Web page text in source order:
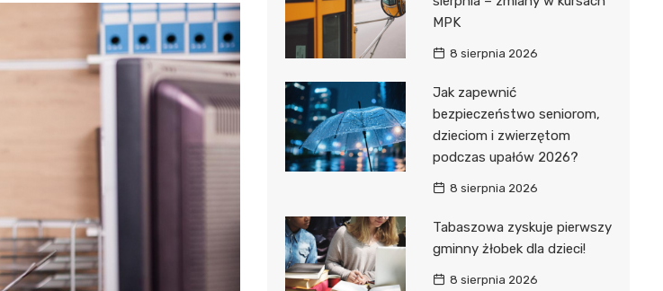
Kamienicą
Park Strzelecki
Enklawa przyrodnicza
„Bobrowisko”
Kościół św. Kazimierza
Synagoga i cmentarz
żydowski
Dworzec kolejowy
Kościół pw. Matki Bożej
MPK
8 sierpnia 2026
Jak zapewnić
bezpieczeństwo seniorom,
dzieciom i zwierzętom
podczas upałów 2026?
8 sierpnia 2026
Tabaszowa zyskuje pierwszy
gminny żłobek dla dzieci!
8 sierpnia 2026